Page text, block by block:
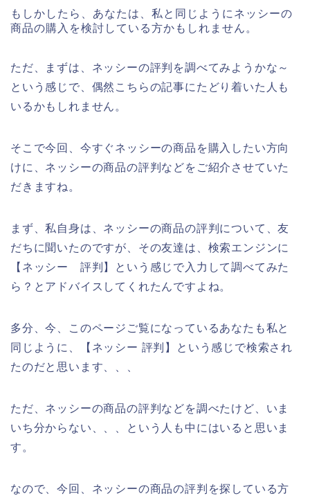
もしかしたら、あなたは、私と同じようにネッシーの
商品の購入を検討している方かもしれません。
ただ、まずは、ネッシーの評判を調べてみようかな～
という感じで、偶然こちらの記事にたどり着いた人も
いるかもしれません。
そこで今回、今すぐネッシーの商品を購入したい方向
けに、ネッシーの商品の評判などをご紹介させていた
だきますね。
まず、私自身は、ネッシーの商品の評判について、友
だちに聞いたのですが、その友達は、検索エンジンに
【ネッシー 評判】という感じで入力して調べてみた
ら？とアドバイスしてくれたんですよね。
多分、今、このページご覧になっているあなたも私と
同じように、【ネッシー 評判】という感じで検索され
たのだと思います、、、
ただ、ネッシーの商品の評判などを調べたけど、いま
いち分からない、、、という人も中にはいると思いま
す。
なので、今回、ネッシーの商品の評判を探している方